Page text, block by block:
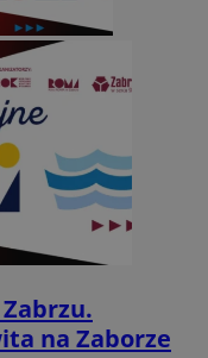
na Zaborze